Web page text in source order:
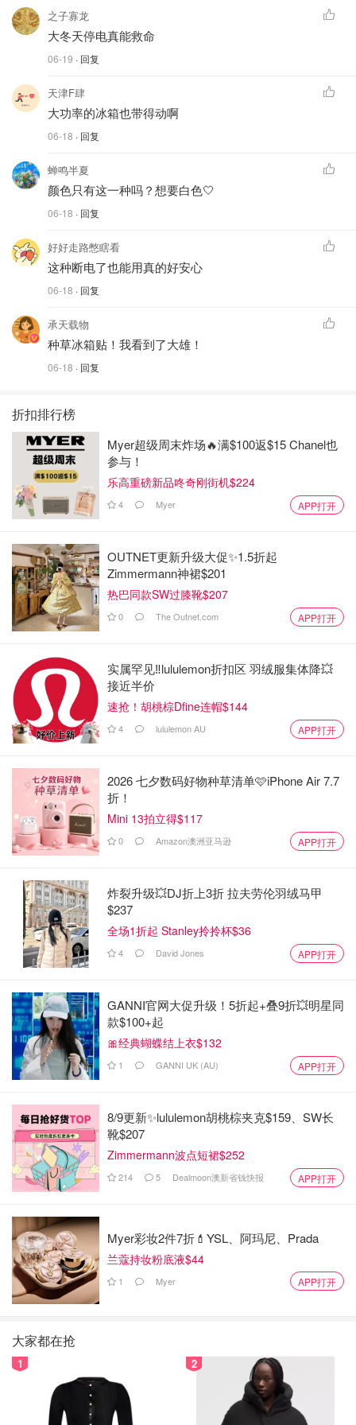
之子寡龙
大冬天停电真能救命
06-19 · 回复
天津F肆
大功率的冰箱也带得动啊
06-18 · 回复
蝉鸣半夏
颜色只有这一种吗？想要白色🤍
06-18 · 回复
好好走路憋瞎看
这种断电了也能用真的好安心
06-18 · 回复
承天载物
种草冰箱贴！我看到了大雄！
06-18 · 回复
折扣排行榜
Myer超级周末炸场🔥满$100返$15 Chanel也
参与！
乐高重磅新品咚奇刚街机$224
4 Myer APP打开
OUTNET更新升级大促✨1.5折起
Zimmermann神裙$201
热巴同款SW过膝靴$207
0 The Outnet.com APP打开
实属罕见‼️lululemon折扣区 羽绒服集体降💥
接近半价
速抢！胡桃棕Dfine连帽$144
4 lululemon AU APP打开
2026 七夕数码好物种草清单🩷iPhone Air 7.7
折！
Mini 13拍立得$117
0 Amazon澳洲亚马逊 APP打开
炸裂升级💥DJ折上3折 拉夫劳伦羽绒马甲
$237
全场1折起 Stanley拎拎杯$36
4 David Jones APP打开
GANNI官网大促升级！5折起+叠9折💥明星同
款$100+起
🎀经典蝴蝶结上衣$132
1 GANNI UK (AU) APP打开
8/9更新✨lululemon胡桃棕夹克$159、SW长
靴$207
Zimmermann波点短裙$252
214 5 Dealmoon澳新省钱快报 APP打开
Myer彩妆2件7折💄YSL、阿玛尼、Prada
兰蔻持妆粉底液$44
1 Myer APP打开
大家都在抢
1 2